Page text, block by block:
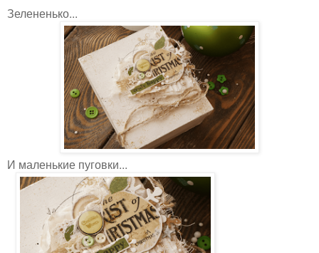
Зелененько...
И маленькие пуговки...